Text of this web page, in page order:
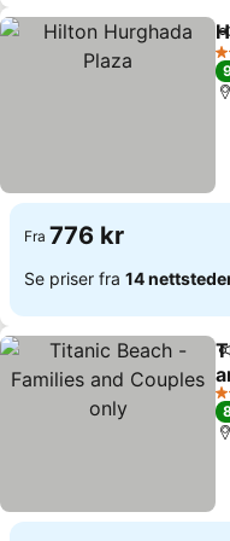
5
Fra 776 kr
Se priser fra 14
5